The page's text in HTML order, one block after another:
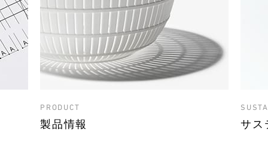
PRODUCT
製品情報 サス